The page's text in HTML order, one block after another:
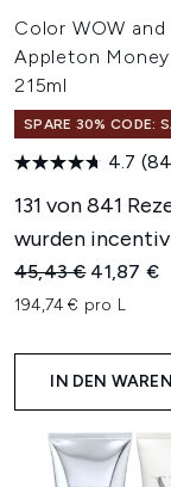
Color WOW and
Appleton
215ml
SPARE 30% CODE:
4.7
131 von 841
wurden
Unverbindliche
45,43 € Aktueller
41,87 €
194,74 € pro L
IN DEN